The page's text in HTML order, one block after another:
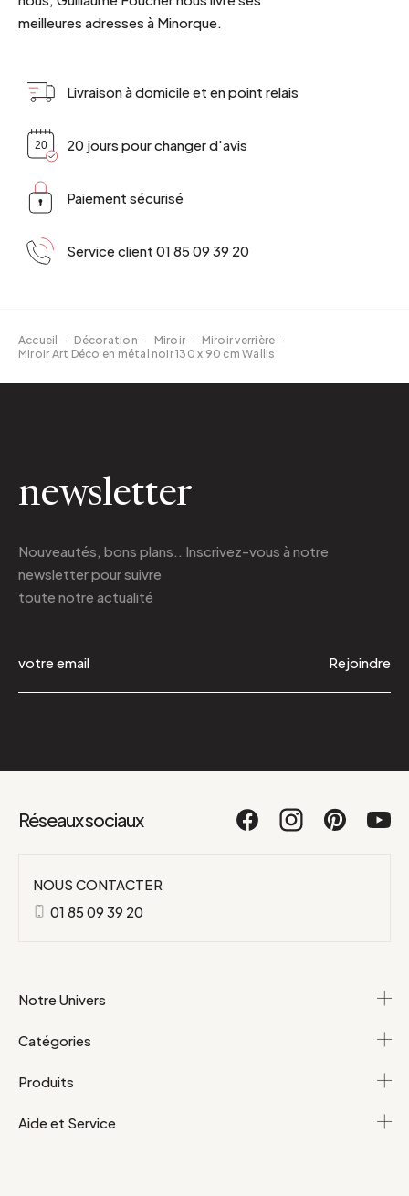
meilleures adresses à Minorque.
Livraison à domicile et en point relais
20 jours pour changer d'avis
Paiement sécurisé
Service client 01 85 09 39 20
Accueil · Décoration · Miroir · Miroir verrière ·
Miroir Art Déco en métal noir 130 x 90 cm Wallis
newsletter
Nouveautés, bons plans.. Inscrivez-vous à notre
newsletterpour suivre
toute notre actualité
Rejoindre
Réseaux sociaux
NOUS CONTACTER
01 85 09 39 20
Notre Univers
Catégories
Produits
Aide et Service